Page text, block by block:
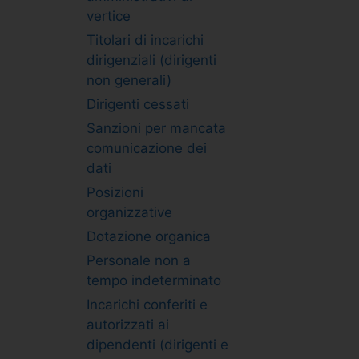
vertice
Titolari di incarichi
dirigenziali (dirigenti
non generali)
Dirigenti cessati
Sanzioni per mancata
comunicazione dei
dati
Posizioni
organizzative
Dotazione organica
Personale non a
tempo indeterminato
Incarichi conferiti e
autorizzati ai
dipendenti (dirigenti e